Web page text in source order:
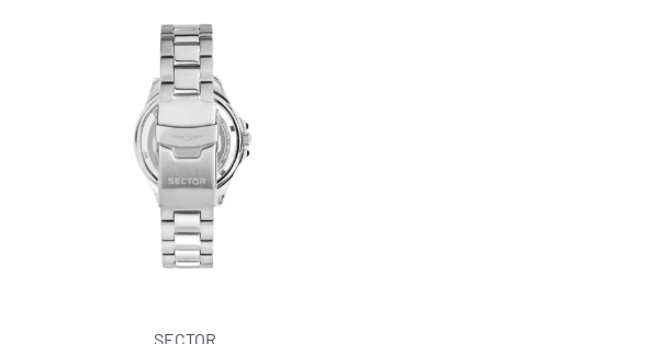
SECTOR
Informação Contrastaria